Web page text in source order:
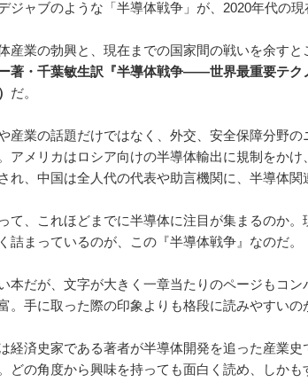
ジャブのような「半導体戦争」が、2020年代の現
産業の勃興と、現在までの国家間の戦いを余すと
著・千葉敏生訳『半導体戦争――世界最重要テク
だ。
産業の話題だけではなく、外交、安全保障分野
アメリカはロシア向けの半導体輸出に規制をか
れ、中国は全人代の代表や助言機関に、半導体関
て、これほどまでに半導体に注目が集まるのか
詰まっているのが、この『半導体戦争』なのだ。
本だが、文字が大きく一章当たりのページもコ
。手に取った際の印象よりも格段に読みやすいの
経済史家である著者が半導体開発を追った産業
どの角度から興味を持っても面白く読め、しか